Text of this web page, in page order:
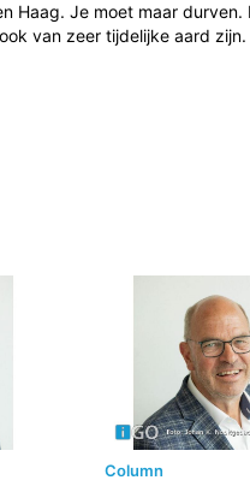
Haag. Je moet maar durven.
van zeer tijdelijke aard zijn.
Column